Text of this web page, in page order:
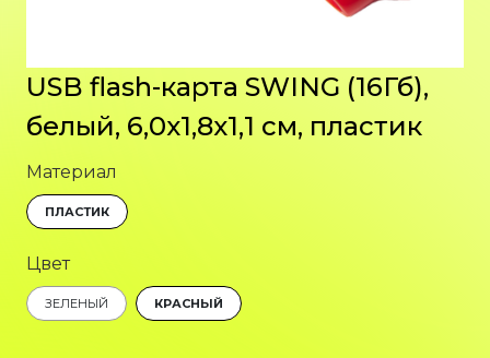
USB flash-карта SWING (16Гб),
белый, 6,0х1,8х1,1 см, пластик
Материал
ПЛАСТИК
Цвет
ЗЕЛЕНЫЙ КРАСНЫЙ